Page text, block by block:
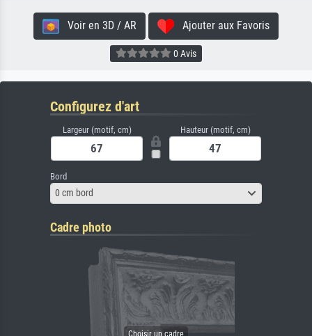
Voir en 3D / AR Ajouter aux Favoris
0 Avis
Configurez d'art
Largeur (motif, cm) Hauteur (motif, cm)
Bord
0 cm bord
Cadre photo